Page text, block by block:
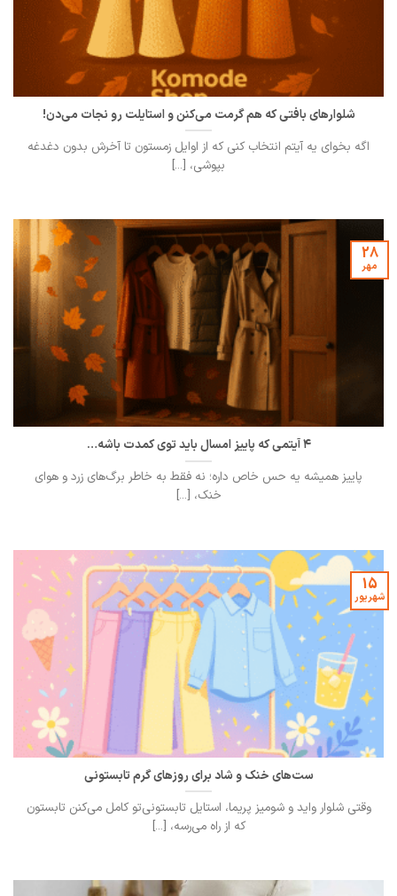
شلوارهای بافتی که هم گرمت می‌کنن و استایلت رو نجات می‌دن!
اگه بخوای یه آیتم انتخاب کنی که از اوایل زمستون تا آخرش بدون دغدغه
بپوشی، [...]
۴ آیتمی که پاییز امسال باید توی کمدت باشه…
پاییز همیشه یه حس خاص داره؛ نه فقط به خاطر برگ‌های زرد و هوای
خنک، [...]
28
مهر
ست‌های خنک و شاد برای روزهای گرم تابستونی
وقتی شلوار واید و شومیز پریما، استایل تابستونی‌تو کامل می‌کنن تابستون
که از راه می‌رسه، [...]
15
شهریور